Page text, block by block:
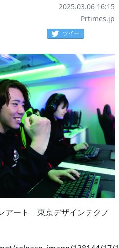
2025.03.06 16:15
Prtimes.jp
ツイート
アート 東京デザインテクノ